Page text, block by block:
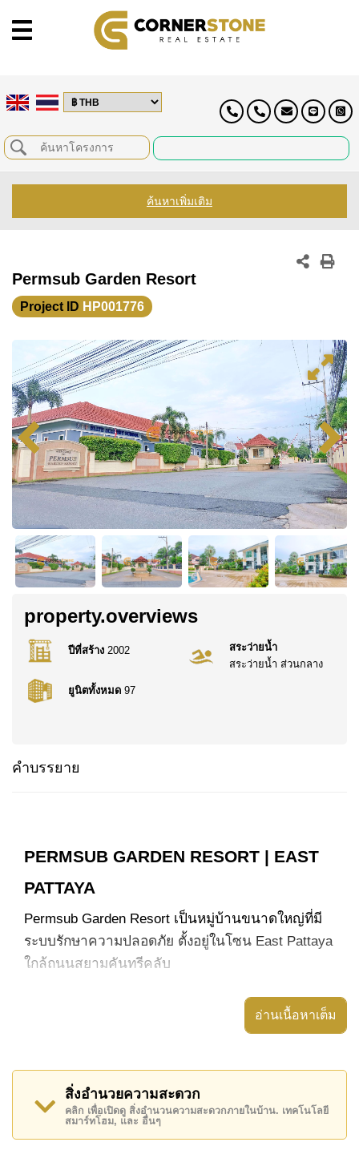
ค้นหาเพิ่มเติม
Permsub Garden Resort
Project ID HP001776
property.overviews
ปีที่สร้าง 2002
ยูนิตทั้งหมด 97
สระว่ายน้ำ
สระว่ายน้ำ ส่วนกลาง
คำบรรยาย
PERMSUB GARDEN RESORT | EAST
PATTAYA
Permsub Garden Resort เป็นหมู่บ้านขนาดใหญ่ที่มี
ระบบรักษาความปลอดภัย ตั้งอยู่ในโซน East Pattaya
ใกล้ถนนสยามคันทรีคลับ
โครงการสร้างขึ้นประมาณปี 2002 มีบ้านประมาณ 92
หลัง เหมาะสำหรับการอยู่อาศัยระยะยาว โดยมี
บรรยากาศชุมชนที่ดีและสิ่งอำนวยความสะดวกครบ
ทำเลของโครงการช่วยให้เดินทางเข้าสู่ตัวเมืองพัทยา
ทางหลวง และโซนอุตสาหกรรม Eastern Seaboard
ได้อย่างสะดวก
อ่านเนื้อหาเต็ม
สิ่งอำนวยความสะดวก
คลิก เพื่อเปิดดู สิ่งอำนวนความสะดวกภายในบ้าน. เทคโนโลยี
สมาร์ทโฮม, และ อื่นๆ